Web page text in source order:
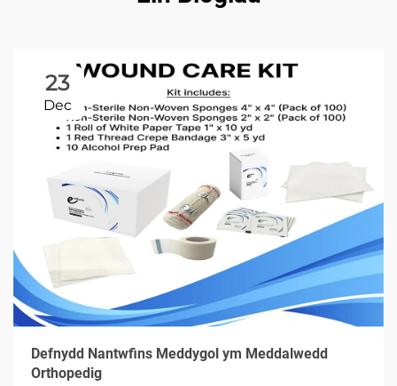
23
Dec
Defnydd Nantwfins Meddygol ym Meddalwedd
Orthopedig